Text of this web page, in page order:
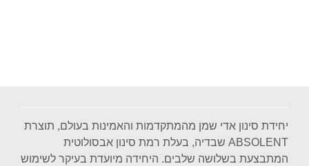
יחידת סינון אדי שמן מהמתקדמות והאמינות בעולם, תוצרת
ABSOLENT שבדיה, בעלת רמת סינון אבסולוטית
המתבצעת בשלושה שלבים. היחידה מיועדת בעיקר לשימוש